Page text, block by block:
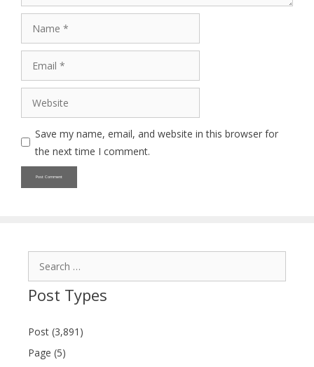
Save my name, email, and website in this browser for
the next time I comment.
Post Types
Post (3,891)
Page (5)